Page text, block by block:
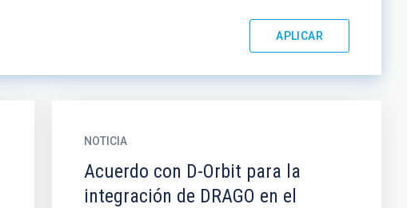
NOTICIA
Acuerdo con D-Orbit para la
integración de DRAGO en el